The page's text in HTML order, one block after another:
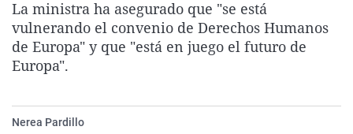
La rosa de los vientos
Gente viajera
Caso
Retornados
Extremadura
Galicia
Virales
Televisión
La ministra ha asegurado que "se está
vulnerando el convenio de Derechos Humanos
de Europa" y que "está en juego el futuro de
Europa".
Nerea Pardillo